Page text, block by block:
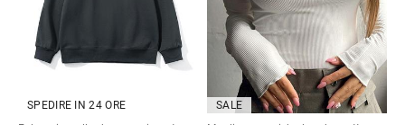
SPEDIRE IN 24 ORE
SALE